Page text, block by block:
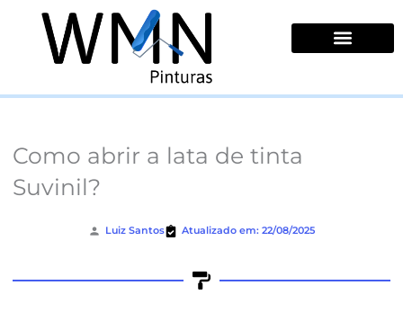
conteúdo
Como abrir a lata de tinta
Suvinil?
Luiz Santos Atualizado em: 22/08/2025